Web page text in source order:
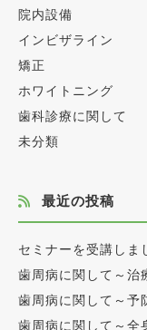
院内設備
インビザライン
矯正
ホワイトニング
歯科診療に関して
未分類
最近の投稿
セミナーを受講しま
歯周病に関して～治
歯周病に関して～予
歯周病に関して～全